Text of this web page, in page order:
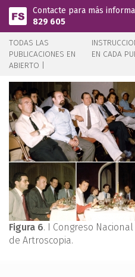
Pasar al contenido principal
Contacte para más
829 605
TODAS LAS
PUBLICACIONES EN
ABIERTO |
EN CADA
Figura 6. I Congreso
de Artroscopia.